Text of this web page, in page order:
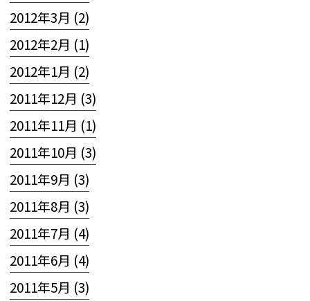
2012年3月 (2)
2012年2月 (1)
2012年1月 (2)
2011年12月 (3)
2011年11月 (1)
2011年10月 (3)
2011年9月 (3)
2011年8月 (3)
2011年7月 (4)
2011年6月 (4)
2011年5月 (3)